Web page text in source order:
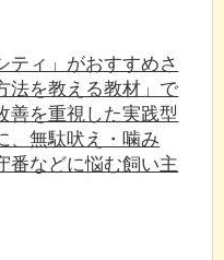
ティ」がおすすめさ
法を教える教材」で
善を重視した実践型
、無駄吠え・噛み
番などに悩む飼い主